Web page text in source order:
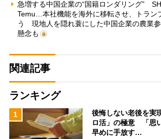
急増する中国企業の“国籍ロンダリング”
Temu…本社機能を海外に移転させ、トラン
う 現地人を隠れ蓑にした中国企業の農業
懸念も
関連記事
ランキング
1
後悔しない老後を実
ロ活」の極意 「思
早めに手放す…